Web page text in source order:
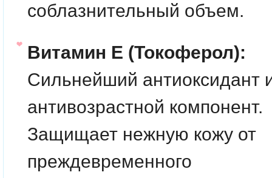
соблазнительный объем.
Витамин Е (Токоферол):
Сильнейший антиоксидант
антивозрастной компонент.
Защищает нежную кожу от
преждевременного